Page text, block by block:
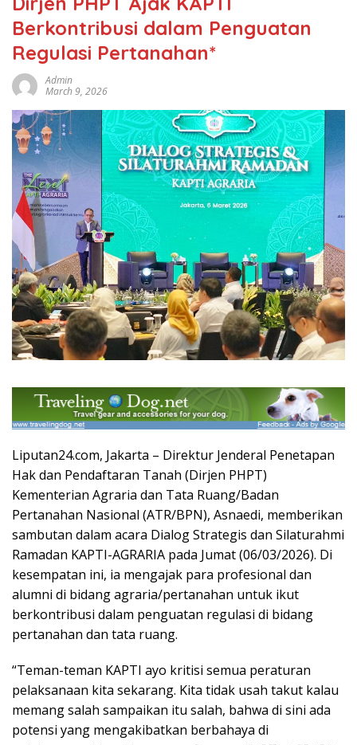
Berkontribusi dalam Penguatan
Regulasi Pertanahan*
Admin
March 9, 2026
Liputan24.com, Jakarta – Direktur Jenderal Penetapan
Hak dan Pendaftaran Tanah (Dirjen PHPT)
Kementerian Agraria dan Tata Ruang/Badan
Pertanahan Nasional (ATR/BPN), Asnaedi, memberikan
sambutan dalam acara Dialog Strategis dan Silaturahmi
Ramadan KAPTI-AGRARIA pada Jumat (06/03/2026). Di
kesempatan ini, ia mengajak para profesional dan
alumni di bidang agraria/pertanahan untuk ikut
berkontribusi dalam penguatan regulasi di bidang
pertanahan dan tata ruang.
“Teman-teman KAPTI ayo kritisi semua peraturan
pelaksanaan kita sekarang. Kita tidak usah takut kalau
memang salah sampaikan itu salah, bahwa di sini ada
potensi yang mengakibatkan berbahaya di